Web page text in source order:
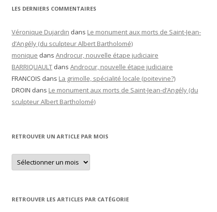
LES DERNIERS COMMENTAIRES
Véronique Dujardin dans Le monument aux morts de Saint-Jean-
d’Angély (du sculpteur Albert Bartholomé)
monique dans Androcur, nouvelle étape judiciaire
BARRIQUAULT dans Androcur, nouvelle étape judiciaire
FRANCOIS dans La grimolle, spécialité locale (poitevine?)
DROIN dans Le monument aux morts de Saint-Jean-d’Angély (du
sculpteur Albert Bartholomé)
RETROUVER UN ARTICLE PAR MOIS
Retrouver
un
article
RETROUVER LES ARTICLES PAR CATÉGORIE